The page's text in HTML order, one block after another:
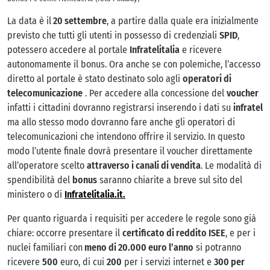
La data è il20 settembre, a partire dalla quale era inizialmente
previsto che tutti gli utenti in possesso di credenziali SPID,
potessero accedere al portale Infratelitalia e ricevere
autonomamente il bonus. Ora anche se con polemiche, l’accesso
diretto al portale è stato destinato solo agli operatori di
telecomunicazione . Per accedere alla concessione del voucher
infatti i cittadini dovranno registrarsi inserendo i dati su infratel
ma allo stesso modo dovranno fare anche gli operatori di
telecomunicazioni che intendono offrire il servizio. In questo
modo l’utente finale dovrà presentare il voucher direttamente
all’operatore scelto attraverso i canali di vendita. Le modalità di
spendibilità del bonus saranno chiarite a breve sul sito del
ministero o di Infratelitalia.it.
Per quanto riguarda i requisiti per accedere le regole sono già
chiare: occorre presentare il certificato di reddito ISEE, e per i
nuclei familiari con meno di 20.000 euro l’anno si potranno
ricevere 500 euro, di cui 200 per i servizi internet e 300 per